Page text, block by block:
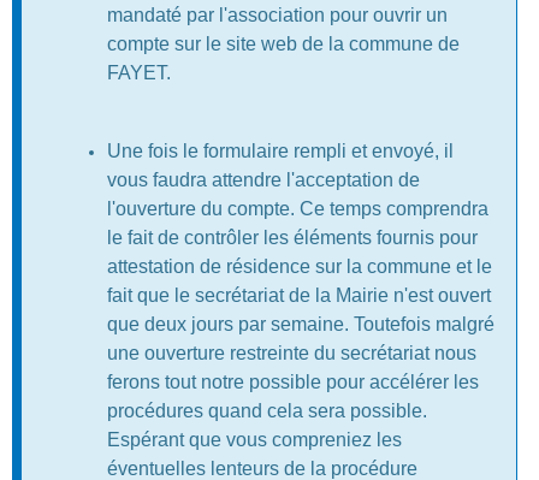
mandaté par l'association pour ouvrir un
compte sur le site web de la commune de
FAYET.
Une fois le formulaire rempli et envoyé, il
vous faudra attendre l'acceptation de
l'ouverture du compte. Ce temps comprendra
le fait de contrôler les éléments fournis pour
attestation de résidence sur la commune et le
fait que le secrétariat de la Mairie n'est ouvert
que deux jours par semaine. Toutefois malgré
une ouverture restreinte du secrétariat nous
ferons tout notre possible pour accélérer les
procédures quand cela sera possible.
Espérant que vous compreniez les
éventuelles lenteurs de la procédure